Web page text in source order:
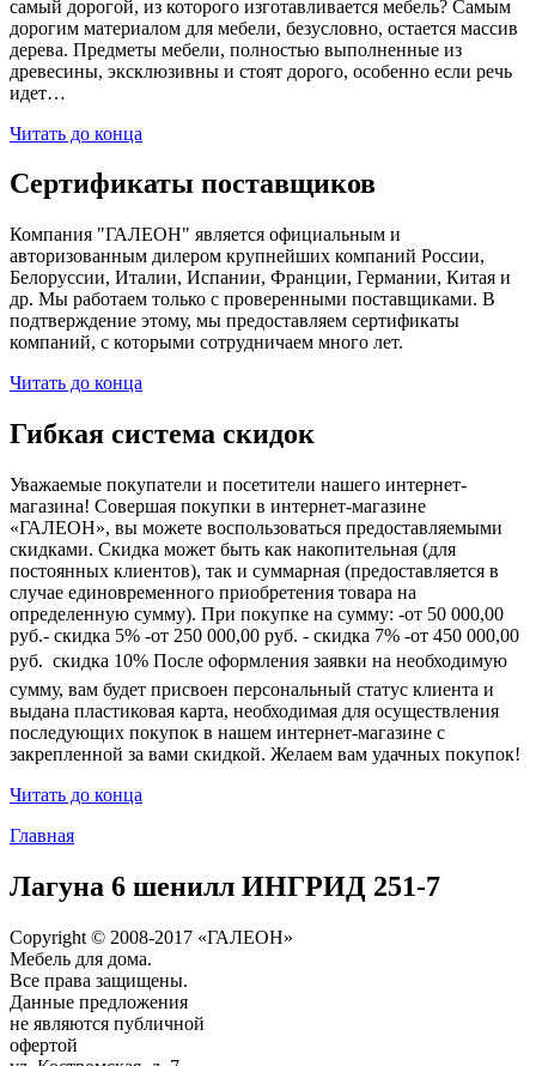
самый дорогой, из которого изготавливается мебель? Самым
дорогим материалом для мебели, безусловно, остается массив
дерева. Предметы мебели, полностью выполненные из
древесины, эксклюзивны и стоят дорого, особенно если речь
идет…
Читать до конца
Сертификаты поставщиков
Компания "ГАЛЕОН" является официальным и
авторизованным дилером крупнейших компаний России,
Белоруссии, Италии, Испании, Франции, Германии, Китая и
др. Мы работаем только с проверенными поставщиками. В
подтверждение этому, мы предоставляем сертификаты
компаний, с которыми сотрудничаем много лет.
Читать до конца
Гибкая система скидок
Уважаемые покупатели и посетители нашего интернет-
магазина! Совершая покупки в интернет-магазине
«ГАЛЕОН», вы можете воспользоваться предоставляемыми
скидками. Скидка может быть как накопительная (для
постоянных клиентов), так и суммарная (предоставляется в
случае единовременного приобретения товара на
определенную сумму). При покупке на сумму: -от 50 000,00
руб.- скидка 5% -от 250 000,00 руб. - скидка 7% -от 450 000,00
руб.  скидка 10% После оформления заявки на необходимую
сумму, вам будет присвоен персональный статус клиента и
выдана пластиковая карта, необходимая для осуществления
последующих покупок в нашем интернет-магазине с
закрепленной за вами скидкой. Желаем вам удачных покупок!
Читать до конца
Главная
Лагуна 6 шенилл ИНГРИД 251-7
Copyright © 2008-2017 «ГАЛЕОН»
Мебель для дома.
Все права защищены.
Данные предложения
не являются публичной
офертой